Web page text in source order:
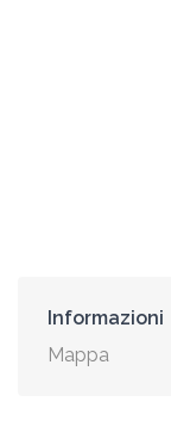
Informazioni
Mappa